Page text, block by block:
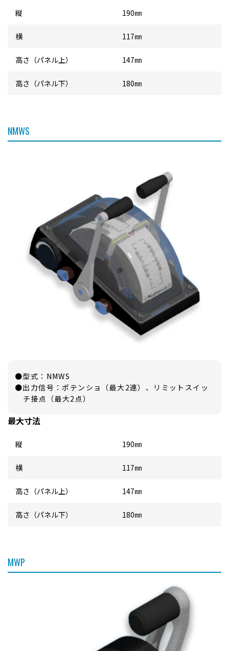
縦 190㎜
横 117㎜
高さ（パネル上） 147㎜
高さ（パネル下） 180㎜
NMWS
●型式：NMWS
●出力信号：ポテンショ（最大2連）、リミットスイッ
チ接点（最大2点）
最大寸法
縦 190㎜
横 117㎜
高さ（パネル上） 147㎜
高さ（パネル下） 180㎜
MWP